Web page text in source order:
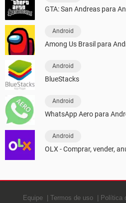
GTA: San Andreas para
Android
Among Us Brasil para
Android
BlueStacks
Android
WhatsApp Aero para
Android
OLX - Comprar, vender,
Equipe Termos de uso Política